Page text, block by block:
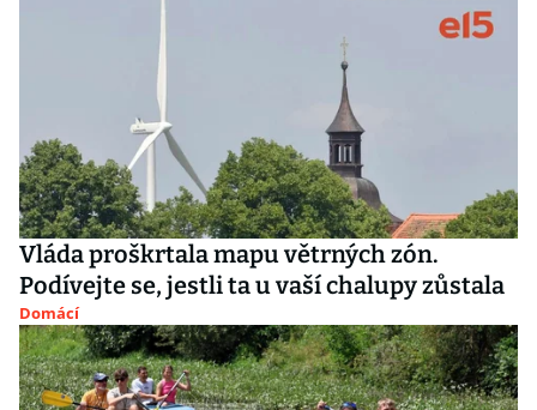
Vláda proškrtala mapu větrných zón.
Podívejte se, jestli ta u vaší chalupy zůstala
Domácí